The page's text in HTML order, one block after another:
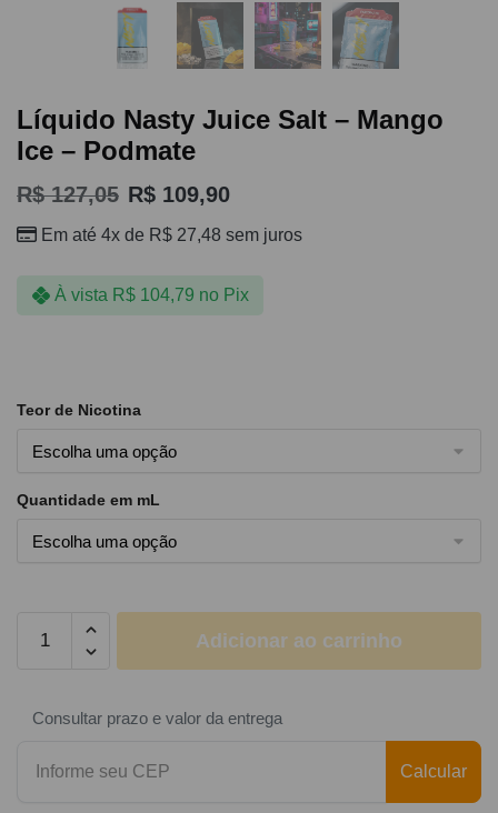
Líquido Nasty Juice Salt – Mango
Ice – Podmate
R$127,05 R$ 109,90
Em até 4x de R$ 27,48 sem juros
À vista R$104,79 no Pix
Teor de Nicotina
Quantidade em mL
Adicionar ao carrinho
Consultar prazo e valor da entrega
Calcular